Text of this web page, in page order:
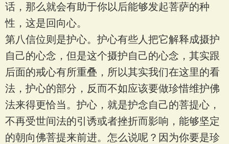
话，那么就会有助于你以后能够发起菩萨的种
性，这是回向心。
第八信位则是护心。护心有些人把它解释成摄护
自己的心念，但是这个摄护自己的心念，其实跟
后面的戒心有所重叠，所以其实我们在这里的看
法，护心的部分，反而不如应该要做珍惜维护佛
法来得更恰当。护心，就是护念自己的菩提心，
不再受世间法的引诱或者挫折而影响，能够坚定
的朝向佛菩提来前进。怎么说呢？因为你要是珍